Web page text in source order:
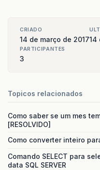
CRIADO
14 de março de 201714
PARTICIPANTES
3
Topicos relacionados
Como saber se um mes
[RESOLVIDO]
Como converter inteiro
Comando SELECT para
data SQL SERVER